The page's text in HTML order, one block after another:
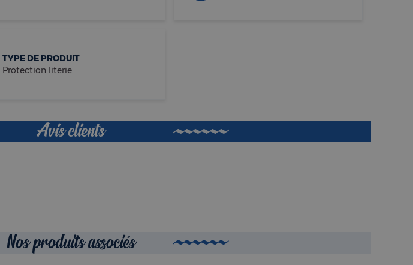
TYPE DE PRODUIT
Protection literie
Avis clients
Nos produits associés